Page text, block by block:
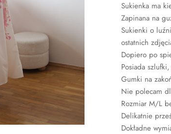
Sukienka ma
Zapinana na
Sukienki o
ostatnich
Dopiero po
Posiada
Gumki na
Nie polecam
Rozmiar M/L
Delikatnie
Dokładne